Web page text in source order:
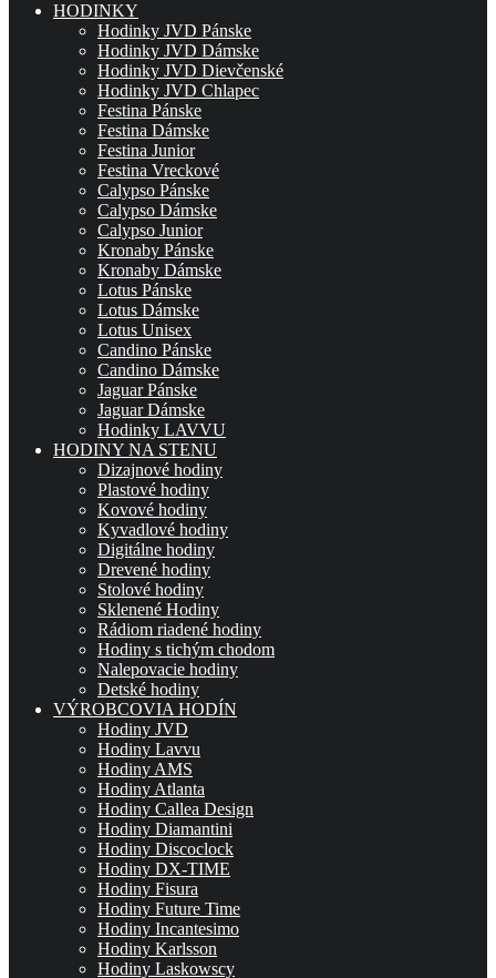
HODINKY
Hodinky JVD Pánske
Hodinky JVD Dámske
Hodinky JVD Dievčenské
Hodinky JVD Chlapec
Festina Pánske
Festina Dámske
Festina Junior
Festina Vreckové
Calypso Pánske
Calypso Dámske
Calypso Junior
Kronaby Pánske
Kronaby Dámske
Lotus Pánske
Lotus Dámske
Lotus Unisex
Candino Pánske
Candino Dámske
Jaguar Pánske
Jaguar Dámske
Hodinky LAVVU
HODINY NA STENU
Dizajnové hodiny
Plastové hodiny
Kovové hodiny
Kyvadlové hodiny
Digitálne hodiny
Drevené hodiny
Stolové hodiny
Sklenené Hodiny
Rádiom riadené hodiny
Hodiny s tichým chodom
Nalepovacie hodiny
Detské hodiny
VÝROBCOVIA HODÍN
Hodiny JVD
Hodiny Lavvu
Hodiny AMS
Hodiny Atlanta
Hodiny Callea Design
Hodiny Diamantini
Hodiny Discoclock
Hodiny DX-TIME
Hodiny Fisura
Hodiny Future Time
Hodiny Incantesimo
Hodiny Karlsson
Hodiny Laskowscy